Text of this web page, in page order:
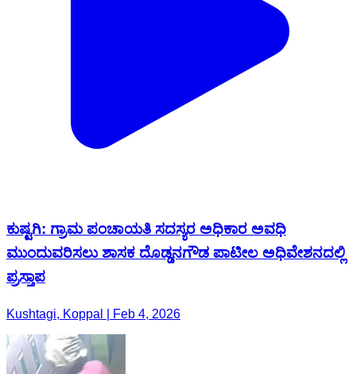
ಕುಷ್ಟಗಿ: ಗ್ರಾಮ ಪಂಚಾಯತಿ ಸದಸ್ಯರ ಅಧಿಕಾರ ಅವಧಿ
ಮುಂದುವರಿಸಲು ಶಾಸಕ ದೊಡ್ಡನಗೌಡ ಪಾಟೀಲ ಅಧಿವೇಶನದಲ್ಲಿ
ಪ್ರಸ್ತಾಪ
Kushtagi, Koppal | Feb 4, 2026